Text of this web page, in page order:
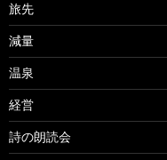
旅先
減量
温泉
経営
詩の朗読会